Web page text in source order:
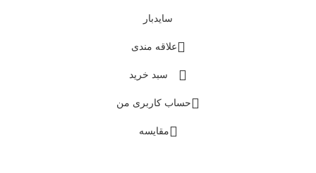
سایدبار
علاقه مندی
سبد خرید
حساب کاربری من
مقایسه